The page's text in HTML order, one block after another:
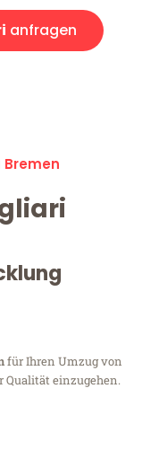
anfragen
für Ihren Umzug von
Qualität einzugehen.